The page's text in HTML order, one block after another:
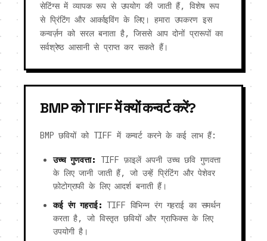
सेटिंग्स में व्यापक रूप से उपयोग की जाती हैं, विशेष रूप
से प्रिंटिंग और आर्काइविंग के लिए। हमारा उपकरण इस
कन्वर्ज़न को सरल बनाता है, जिससे आप दोनों प्रारूपों का
सर्वश्रेष्ठ आसानी से प्राप्त कर सकते हैं।
BMP को TIFF में क्यों कन्वर्ट करें?
BMP छवियों को TIFF में कन्वर्ट करने के कई लाभ हैं:
उच्च गुणवत्ता: TIFF फ़ाइलें अपनी उच्च छवि गुणवत्ता
के लिए जानी जाती हैं, जो उन्हें प्रिंटिंग और पेशेवर
फ़ोटोग्राफी के लिए आदर्श बनाती हैं।
कई रंग गहराई: TIFF विभिन्न रंग गहराई का समर्थन
करता है, जो विस्तृत छवियों और ग्राफिक्स के लिए
उपयोगी है।